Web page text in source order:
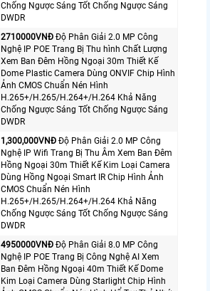
Chống Ngược Sáng Tốt Chống Ngược Sáng
DWDR
2710000VNÐ Độ Phân Giải 2.0 MP Công
Nghệ IP POE Trang Bị Thu hình Chất Lượng
Xem Ban Đêm Hồng Ngoại 30m Thiết Kế
Dome Plastic Camera Dùng ONVIF Chip Hình
Ảnh CMOS Chuẩn Nén Hình
H.265+/H.265/H.264+/H.264 Khả Năng
Chống Ngược Sáng Tốt Chống Ngược Sáng
DWDR
1,300,000VNÐ Độ Phân Giải 2.0 MP Công
Nghệ IP Wifi Trang Bị Thu Âm Xem Ban Đêm
Hồng Ngoại 30m Thiết Kế Kim Loại Camera
Dùng Hồng Ngoại Smart IR Chip Hình Ảnh
CMOS Chuẩn Nén Hình
H.265+/H.265/H.264+/H.264 Khả Năng
Chống Ngược Sáng Tốt Chống Ngược Sáng
DWDR
4950000VNÐ Độ Phân Giải 8.0 MP Công
Nghệ IP POE Trang Bị Công Nghệ AI Xem
Ban Đêm Hồng Ngoại 40m Thiết Kế Dome
Kim Loại Camera Dùng Starlight Chip Hình